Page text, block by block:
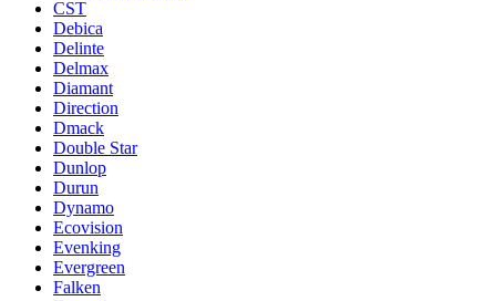
CST
Debica
Delinte
Delmax
Diamant
Direction
Dmack
Double Star
Dunlop
Durun
Dynamo
Ecovision
Evenking
Evergreen
Falken